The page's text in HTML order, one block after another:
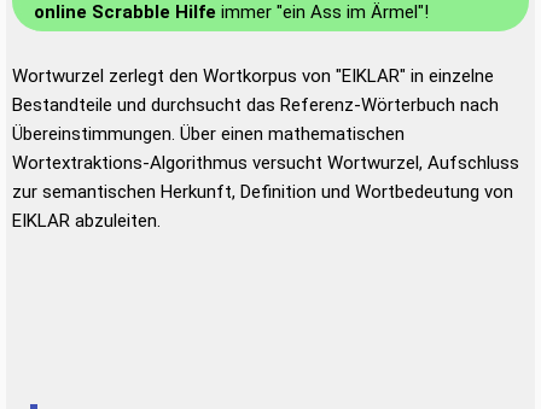
online Scrabble Hilfe immer "ein Ass im Ärmel"!
Wortwurzel zerlegt den Wortkorpus von "EIKLAR" in einzelne
Bestandteile und durchsucht das Referenz-Wörterbuch nach
Übereinstimmungen. Über einen mathematischen
Wortextraktions-Algorithmus versucht Wortwurzel, Aufschluss
zur semantischen Herkunft, Definition und Wortbedeutung von
EIKLAR abzuleiten.